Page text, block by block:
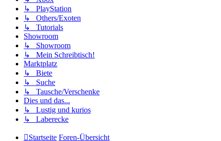
↳ PlayStation
↳ Others/Exoten
↳ Tutorials
Showroom
↳ Showroom
↳ Mein Schreibtisch!
Marktplatz
↳ Biete
↳ Suche
↳ Tausche/Verschenke
Dies und das...
↳ Lustig und kurios
↳ Laberecke
Startseite Foren-Übersicht